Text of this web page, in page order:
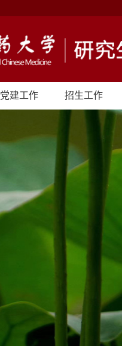
党建工作 招生工作